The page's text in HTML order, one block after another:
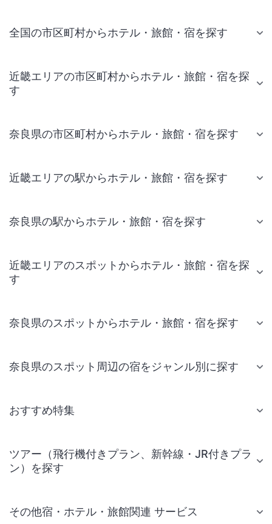
全国の市区町村からホテル・旅館・宿を探す
近畿エリアの市区町村からホテル・旅館・宿を探
す
奈良県の市区町村からホテル・旅館・宿を探す
近畿エリアの駅からホテル・旅館・宿を探す
奈良県の駅からホテル・旅館・宿を探す
近畿エリアのスポットからホテル・旅館・宿を探
す
奈良県のスポットからホテル・旅館・宿を探す
奈良県のスポット周辺の宿をジャンル別に探す
おすすめ特集
ツアー（飛行機付きプラン、新幹線・JR付きプラ
ン）を探す
その他宿・ホテル・旅館関連 サービス